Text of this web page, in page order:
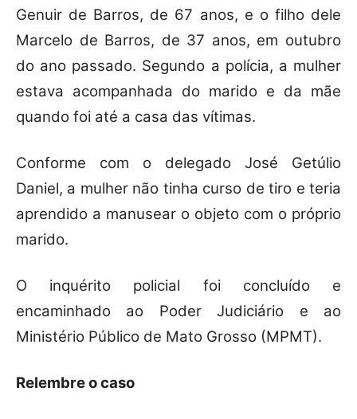
Genuir de Barros, de 67 anos, e o filho dele
Marcelo de Barros, de 37 anos, em outubro
do ano passado. Segundo a polícia, a mulher
estava acompanhada do marido e da mãe
quando foi até a casa das vítimas.
Conforme com o delegado José Getúlio
Daniel, a mulher não tinha curso de tiro e teria
aprendido a manusear o objeto com o próprio
marido.
O inquérito policial foi concluído e
encaminhado ao Poder Judiciário e ao
Ministério Público de Mato Grosso (MPMT).
Relembre o caso